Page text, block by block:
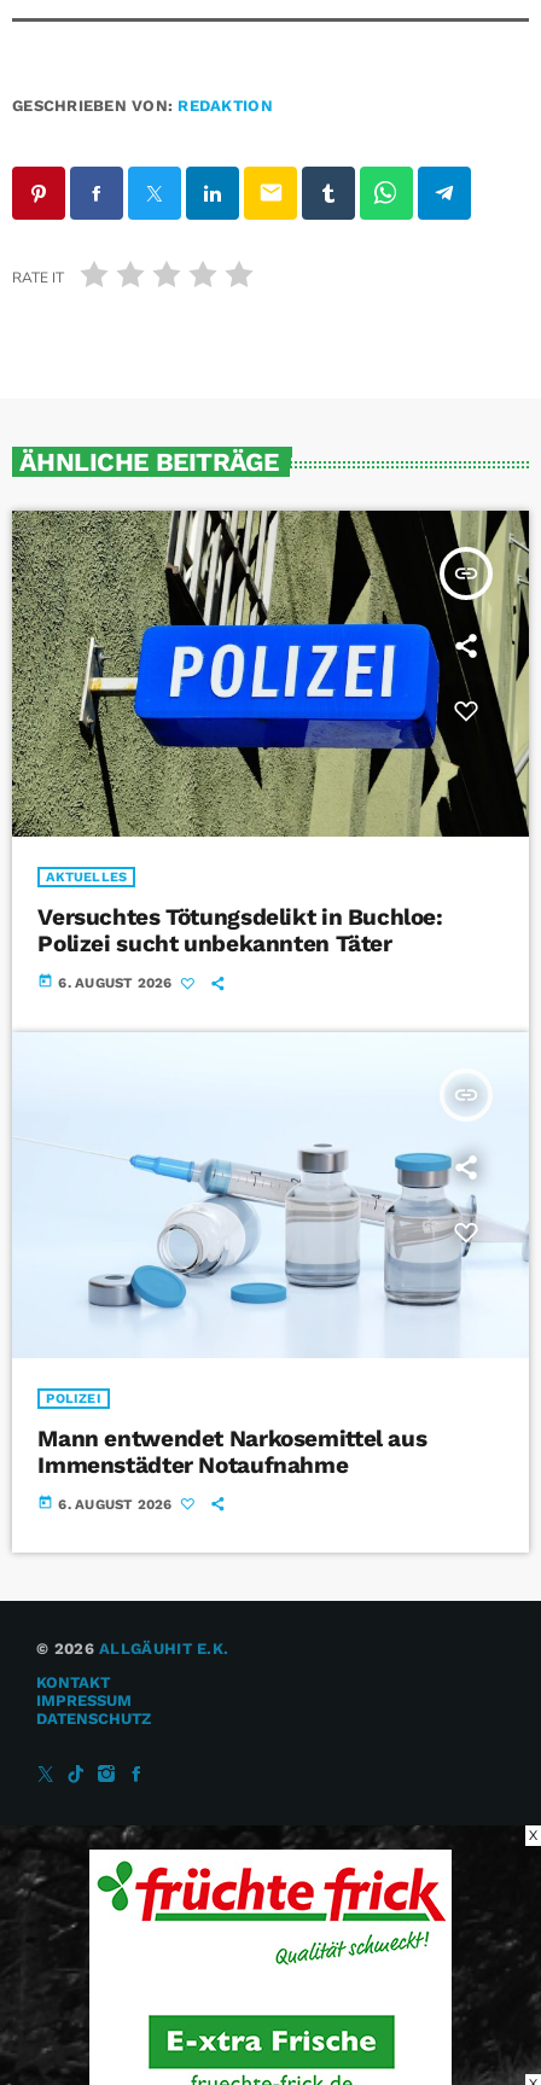
GESCHRIEBEN VON: REDAKTION
email
RATE IT
ÄHNLICHE BEITRÄGE
insert_link
AKTUELLES
Versuchtes Tötungsdelikt in Buchloe:
Polizei sucht unbekannten Täter
today 6. AUGUST 2026
insert_link
POLIZEI
Mann entwendet Narkosemittel aus
Immenstädter Notaufnahme
today 6. AUGUST 2026
© 2026ALLGÄUHIT E.K.
KONTAKT
IMPRESSUM
DATENSCHUTZ
X